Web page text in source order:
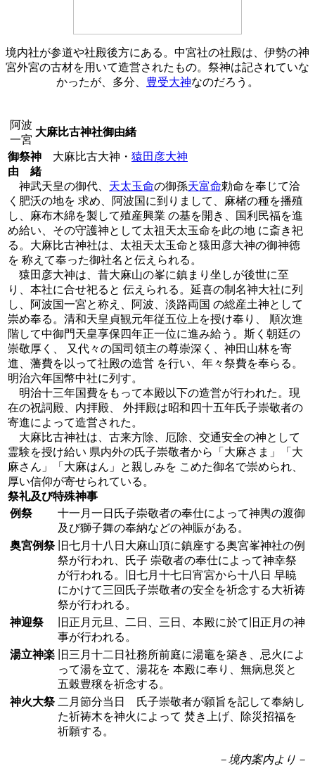
境内社が参道や社殿後方にある。中宮社の社殿は、伊勢の神
宮外宮の古材を用いて造営されたもの。祭神は記されていな
かったが、多分、 豊受大神なのだろう。
阿波
一宮
大麻比古神社御由緒
御祭神 大麻比古大神・ 猿田彦大神
由 緒
神武天皇の御代、 天太玉命の御孫天富命勅命を奉じて洽
く肥沃の地を 求め、阿波国に到りまして、麻楮の種を播殖
し、麻布木綿を製して殖産興業 の基を開き、国利民福を進
め給い、その守護神として太祖天太玉命を此の地 に斎き祀
る。大麻比古神社は、太祖天太玉命と猿田彦大神の御神徳
を 称えて奉った御社名と伝えられる。
猿田彦大神は、昔大麻山の峯に鎮まり坐しが後世に至
り、本社に合せ祀ると 伝えられる。延喜の制名神大社に列
し、阿波国一宮と称え、阿波、淡路両国 の総産土神として
崇め奉る。清和天皇貞観元年従五位上を授け奉り、 順次進
階して中御門天皇享保四年正一位に進み給う。斯く朝廷の
崇敬厚く、 又代々の国司領主の尊崇深く、神田山林を寄
進、藩費を以って社殿の造営 を行い、年々祭費を奉らる。
明治六年国幣中社に列す。
明治十三年国費をもって本殿以下の造営が行われた。現
在の祝詞殿、内拝殿、 外拝殿は昭和四十五年氏子崇敬者の
寄進によって造営された。
大麻比古神社は、古来方除、厄除、交通安全の神として
霊験を授け給い 県内外の氏子崇敬者から「大麻さま」「大
麻さん」「大麻はん」と親しみを こめた御名で崇められ、
厚い信仰が寄せられている。
祭礼及び特殊神事
例祭
十一月一日氏子崇敬者の奉仕によって神輿の渡御
及び獅子舞の奉納などの神賑がある。
奥宮例祭
旧七月十八日大麻山頂に鎮座する奥宮峯神社の例
祭が行われ、氏子 崇敬者の奉仕によって神幸祭
が行われる。旧七月十七日宵宮から十八日 早暁
にかけて三回氏子崇敬者の安全を祈念する大祈祷
祭が行われる。
神迎祭
旧正月元旦、二日、三日、本殿に於て旧正月の神
事が行われる。
湯立神楽
旧三月十二日社務所前庭に湯竈を築き、忌火によ
って湯を立て、湯花を 本殿に奉り、無病息災と
五穀豊穣を祈念する。
神火大祭 二月節分当日 氏子崇敬者が願旨を記して奉納し
た祈祷木を神火によって 焚き上げ、除災招福を
祈願する。
－境内案内より－